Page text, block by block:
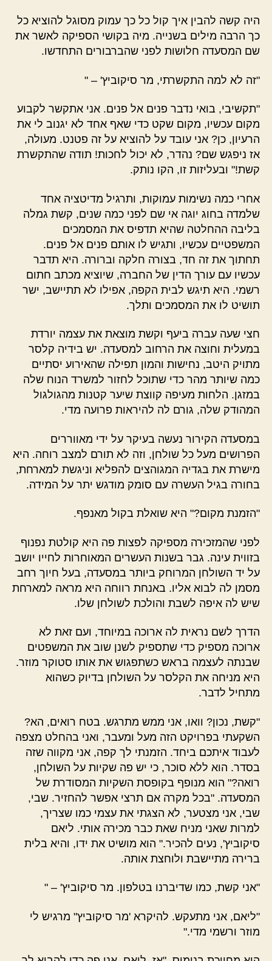
היה קשה להבין איך קול כל כך עמוק מסוגל להוציא כל
כך הרבה מילים בשנייה. מיה בקושי הספיקה לאשר את
שם המסעדה חלושות לפני שהברבורים התחדשו.
"זה לא למה התקשרתי, מר סיקוביץ' – "
"תקשיבי, בואי נדבר פנים אל פנים. אני אתקשר לקבוע
מקום עכשיו, מקום שקט כדי שאף אחד לא יגנוב לי את
הרעיון, כן? אני עובד על להוציא על זה פטנט. מעולה,
אז ניפגש שם? נהדר, לא יכול לחכות! תודה שהתקשרת
קשת!" ובעליזות זו, הקו נותק.
אחרי כמה נשימות עמוקות, ותרגיל מדיטציה אחד
שלמדה בחוג יוגה אי שם לפני כמה שנים, קשת גמלה
בליבה ההחלטה שהיא תדפיס את המסמכים
המשפטיים עכשיו, ותגיש לו אותם פנים אל פנים.
תחתוך את זה חד, בצורה חלקה וברורה. היא תדבר
עכשיו עם עורך הדין של החברה, שיוציא מכתב חתום
רשמי. היא תיגש לבית הקפה, אפילו לא תתיישב, ישר
תושיט לו את המסמכים ותלך.
חצי שעה עברה ביעף וקשת מוצאת את עצמה יורדת
במעלית וחוצה את הרחוב למסעדה. יש בידיה קלסר
מתויק היטב, נחישות והמון תפילה שהאירוע יסתיים
כמה שיותר מהר כדי שתוכל לחזור למשרד הנוח שלה
במזגן. הלחות מעיפה קווצת שיער קטנות מהגולגול
המהודק שלה, גורם לה להיראות פרועה מדי.
במסעדה הקירור נעשה בעיקר על ידי מאווררים
הפרושים מעל כל שולחן, וזה לא תורם למצב רוחה. היא
מישרת את בגדיה המגוהצים להפליא וניגשת למארחת,
בחורה בגיל העשרה עם סומק מודגש יתר על המידה.
"הזמנת מקום?" היא שואלת בקול מאנפף.
לפני שהמזכירה מספיקה לפצות פה היא קולטת נפנוף
בזווית עינה. גבר בשנות העשרים המאוחרות לחייו יושב
על יד השולחן המרוחק ביותר במסעדה, בעל חיוך רחב
מסמן לה לבוא אליו. באנחת רווחה היא מראה למארחת
שיש לה איפה לשבת והולכת לשולחן שלו.
הדרך לשם נראית לה ארוכה במיוחד, ועם זאת לא
ארוכה מספיק כדי שתספיק לשנן שוב את המשפטים
שבנתה לעצמה בראש כשתפגוש את אותו סטוקר מוזר.
היא מניחה את הקלסר על השולחן בדיוק כשהוא
מתחיל לדבר.
"קשת, נכון? וואו, אני ממש מתרגש. בטח רואים, הא?
השקעתי בפרויקט הזה מעל ומעבר, ואני בהחלט מצפה
לעבוד איתכם ביחד. הזמנתי לך קפה, אני מקווה שזה
בסדר. הוא ללא סוכר, כי יש פה שקיות על השולחן,
רואה?" הוא מנופף בקופסת השקיות המסודרת של
המסעדה. "בכל מקרה אם תרצי אפשר להחזיר. שבי,
שבי, אני מצטער, לא הצגתי את עצמי כמו שצריך,
למרות שאני מניח שאת כבר מכירה אותי. ליאם
סיקוביץ', נעים להכיר." הוא מושיט את ידו, והיא בלית
ברירה מתיישבת ולוחצת אותה.
"אני קשת, כמו שדיברנו בטלפון. מר סיקוביץ' – "
"ליאם, אני מתעקש. להיקרא 'מר סיקוביץ" מרגיש לי
מוזר ורשמי מדי."